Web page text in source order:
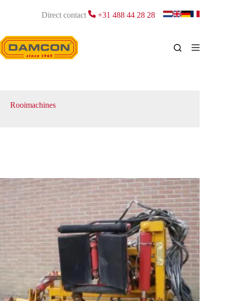
Direct contact +31 488 44 28 28
Rooimachines